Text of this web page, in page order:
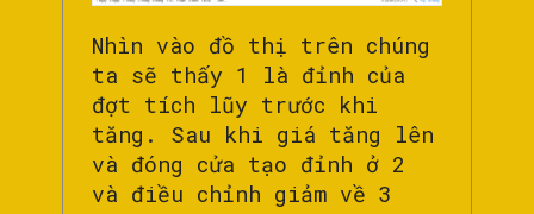
Nhìn vào đồ thị trên chúng
ta sẽ thấy 1 là đỉnh của
đợt tích lũy trước khi
tăng. Sau khi giá tăng lên
và đóng cửa tạo đỉnh ở 2
và điều chỉnh giảm về 3